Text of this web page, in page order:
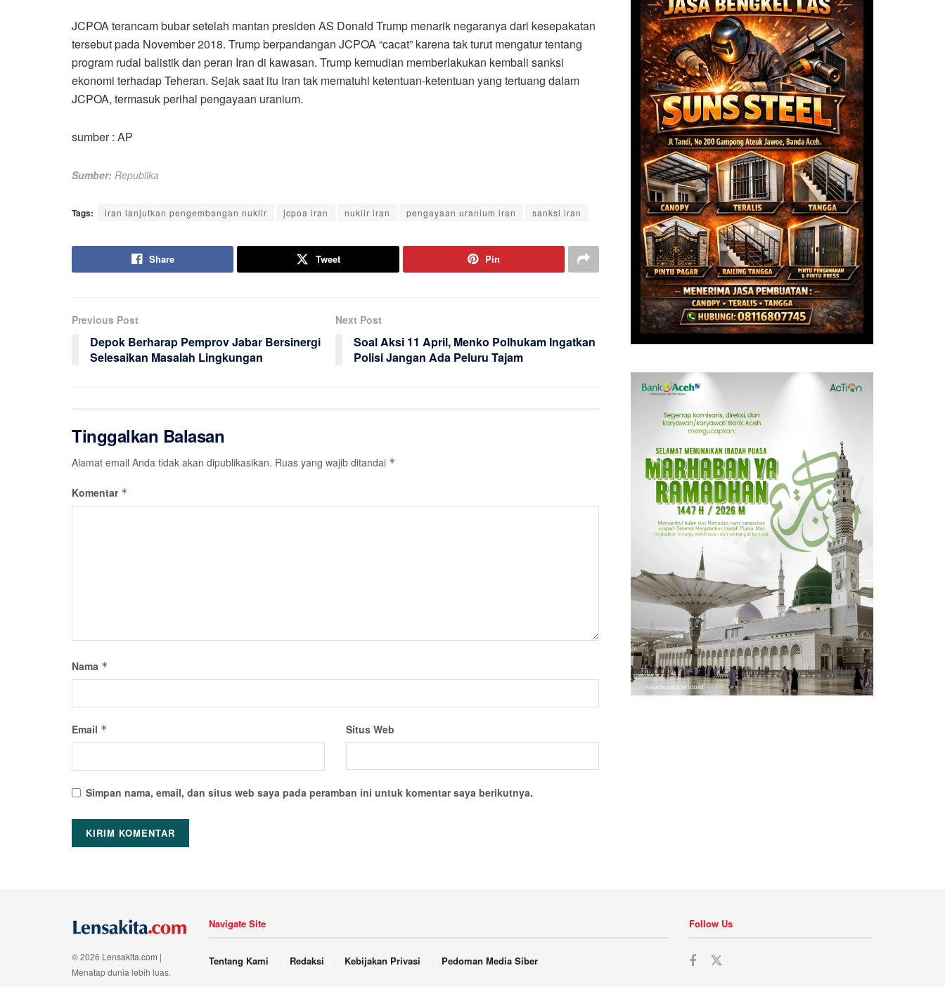
JCPOA terancam bubar setelah mantan presiden AS Donald Trump menarik negaranya dari kesepakatan
tersebut pada November 2018. Trump berpandangan JCPOA “cacat” karena tak turut mengatur tentang
program rudal balistik dan peran Iran di kawasan. Trump kemudian memberlakukan kembali sanksi
ekonomi terhadap Teheran. Sejak saat itu Iran tak mematuhi ketentuan-ketentuan yang tertuang dalam
JCPOA, termasuk perihal pengayaan uranium.
sumber : AP
Sumber: Republika
Tags: iran lanjutkan pengembangan nuklir jcpoa iran nuklir iran pengayaan uranium iran sanksi iran
Share Tweet Pin
Previous Post
Depok Berharap Pemprov Jabar Bersinergi
Selesaikan Masalah Lingkungan
Next Post
Soal Aksi 11 April, Menko Polhukam Ingatkan
Polisi Jangan Ada Peluru Tajam
Tinggalkan Balasan
Alamat email Anda tidak akan dipublikasikan. Ruas yang wajib ditandai *
Komentar *
Nama *
Email * Situs Web
Simpan nama, email, dan situs web saya pada peramban ini untuk komentar saya berikutnya.
© 2026 Lensakita.com |
Menatap dunia lebih luas.
Navigate Site
Tentang Kami Redaksi Kebijakan Privasi Pedoman Media Siber
Follow Us